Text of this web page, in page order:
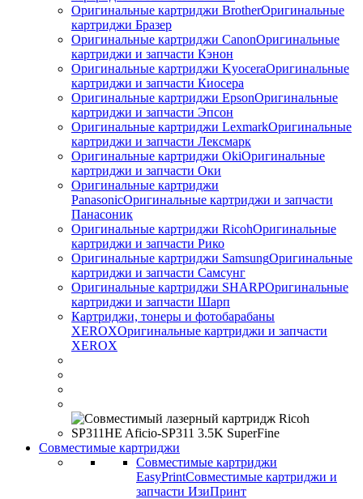
Оригинальные картриджи BrotherОригинальные
картриджи Бразер
Оригинальные картриджи CanonОригинальные
картриджи и запчасти Кэнон
Оригинальные картриджи KyoceraОригинальные
картриджи и запчасти Киосера
Оригинальные картриджи EpsonОригинальные
картриджи и запчасти Эпсон
Оригинальные картриджи LexmarkОригинальные
картриджи и запчасти Лексмарк
Оригинальные картриджи ОkiОригинальные
картриджи и запчасти Оки
Оригинальные картриджи
PanasonicОригинальные картриджи и запчасти
Панасоник
Оригинальные картриджи RicohОригинальные
картриджи и запчасти Рико
Оригинальные картриджи SamsungОригинальные
картриджи и запчасти Самсунг
Оригинальные картриджи SHARPОригинальные
картриджи и запчасти Шарп
Картриджи, тонеры и фотобарабаны
XEROXОригинальные картриджи и запчасти
XEROX
Совместимые картриджи
Совместимые картриджи
EasyPrintСовместимые картриджи и
запчасти ИзиПринт